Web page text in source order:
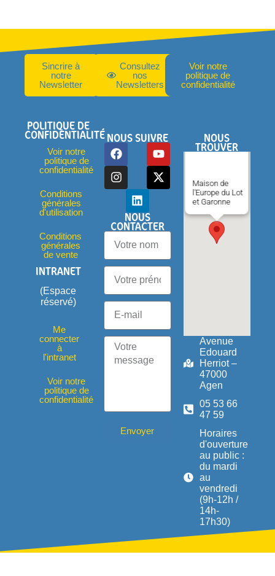
Sincrire à
notre
Newsletter
Consultez
nos
Newsletters
Voir notre
politique de
confidentialité
POLITIQUE DE
CONFIDENTIALITÉ
Voir notre
politique de
confidentialité
Conditions
générales
d'utilisation
Conditions
générales
de vente
INTRANET
(Espace
réservé)
Me
connecter
à
l'intranet
Voir notre
politique de
confidentialité
NOUS SUIVRE
NOUS
CONTACTER
Envoyer
NOUS
TROUVER
Maison de
l'Europe du Lot
et Garonne
Avenue
Edouard
Herriot –
47000
Agen
05 53 66
47 59
Horaires
d'ouverture
au public :
du mardi
au
vendredi
(9h-12h /
14h-
17h30)